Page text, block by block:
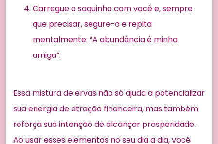
Carregue o saquinho com você e, sempre
que precisar, segure-o e repita
mentalmente: “A abundância é minha
amiga”.
Essa mistura de ervas não só ajuda a potencializar
sua energia de atração financeira, mas também
reforça sua intenção de alcançar prosperidade.
Ao usar esses elementos no seu dia a dia, você